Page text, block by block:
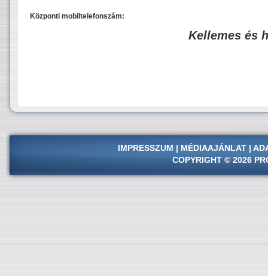
Központi mobiltelefonszám:
Kellemes és
IMPRESSZUM | MÉDIAAJÁNLAT |
COPYRIGHT © 2026